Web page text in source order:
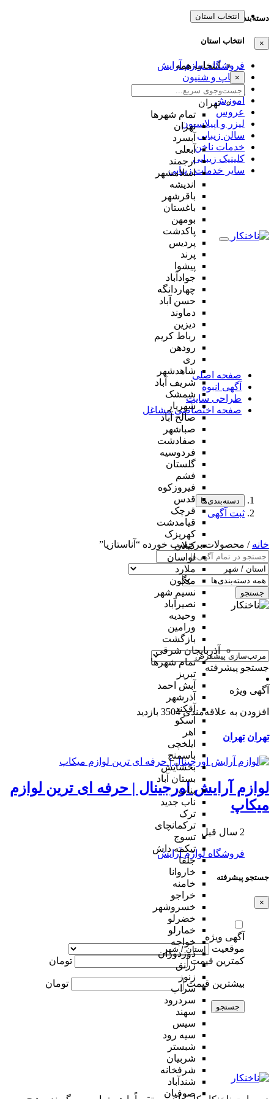
دسته‌بندی‌ها
×
فروشگاه لوازم آرایش
میکاپ و شنیون
مژه و ابرو
آموزش
عروس
لیزر و اپیلاسیون
سالن زیبایی
خدمات ناخن
کلینیک زیبایی
سایر خدمات زیبایی
انتخاب استان
انتخاب استان
انتخاب همه
×
تهران
تمام شهر‌ها
تهران
آبسرد
آبعلی
ارجمند
اسلامشهر
اندیشه
باقرشهر
باغستان
بومهن
پاکدشت
پردیس
پرند
پیشوا
جوادآباد
چهاردانگه
حسن آباد
دماوند
دیزین
رباط کریم
رودهن
ری
شاهدشهر
شریف آباد
شمشک
شهریار
صالح آباد
صباشهر
صفادشت
فردوسیه
گلستان
فشم
فیروزکوه
قدس
قرچک
قیامدشت
کهریزک
کیلان
لواسان
ملارد
میگون
نسیم شهر
نصیرآباد
وحیدیه
ورامین
بازگشت
آذربایجان شرقی
تمام شهر‌ها
تبریز
آبش احمد
آذرشهر
آقکند
اسکو
اهر
ایلخچی
باسمنج
بخشایش
بستان آباد
بناب
ناب جدید
ترک
ترکمانچای
تسوج
تیکمه داش
جلفا
خاروانا
خامنه
خراجو
خسروشهر
خضرلو
خمارلو
خواجه
دوزدوزان
زرنق
زنوز
سراب
سردرود
سهند
سیس
سیه رود
شبستر
شربیان
شرفخانه
شندآباد
صوفیان
صفحه اصلی
آگهی انبوه
طراحی سایت
صفحه اختصاصی مشاغل
دسته‌بندی‌ها
ثبت آگهی
خانه / محصولات برچسب خورده “آناستازیا”
جستجو
جستجو پیشرفته
آگهی ویژه
افزودن به علاقه‌مندی 3504 بازدید
تهران تهران
لوازم آرایش اورجینال | حرفه ای ترین لوازم
میکاپ
2 سال قبل
فروشگاه لوازم آرایش
جستجو پیشرفته
×
آگهی ویژه
موقعیت
کمترین قیمت
تومان
بیشترین قیمت تومان
جستجو